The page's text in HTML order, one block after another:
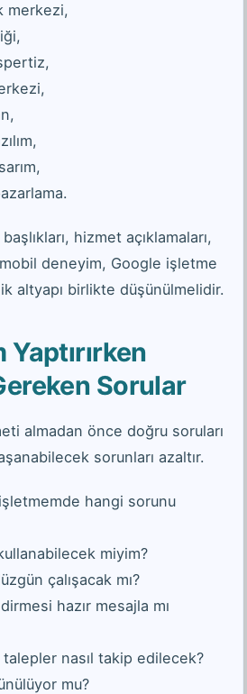
merkezi,
hizmet açıklamaları,
deneyim, Google işletme
altyapı birlikte düşünülmelidir.
Yaptırırken
Sorular
almadan önce doğru soruları
sorunları azaltır.
hangi sorunu
miyim?
çalışacak mı?
hazır mesajla mı
nasıl takip edilecek?
mu?